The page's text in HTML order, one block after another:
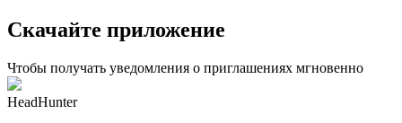
Скачайте приложение
Чтобы получать уведомления о приглашениях мгновенно
HeadHunter